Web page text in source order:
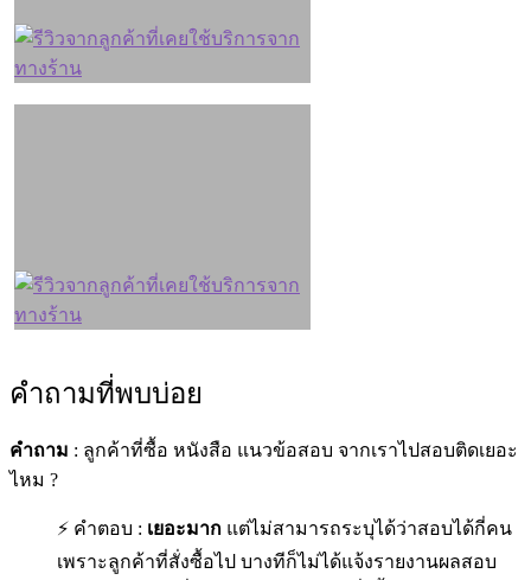
คำถามที่พบบ่อย
คำถาม : ลูกค้าที่ซื้อ หนังสือ แนวข้อสอบ จากเราไปสอบติดเยอะ
ไหม ?
⚡ คำตอบ : เยอะมาก แต่ไม่สามารถระบุได้ว่าสอบได้กี่คน
เพราะลูกค้าที่สั่งซื้อไป บางทีก็ไม่ได้แจ้งรายงานผลสอบ